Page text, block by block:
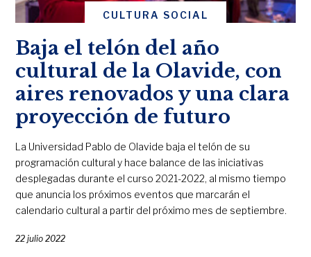
CULTURA SOCIAL
Baja el telón del año
cultural de la Olavide, con
aires renovados y una clara
proyección de futuro
La Universidad Pablo de Olavide baja el telón de su
programación cultural y hace balance de las iniciativas
desplegadas durante el curso 2021-2022, al mismo tiempo
que anuncia los próximos eventos que marcarán el
calendario cultural a partir del próximo mes de septiembre.
22 julio 2022